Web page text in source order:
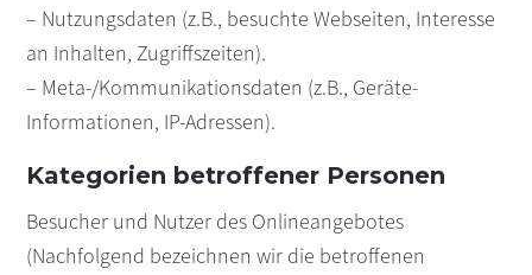
– Nutzungsdaten (z.B., besuchte Webseiten, Interesse
an Inhalten, Zugriffszeiten).
– Meta-/Kommunikationsdaten (z.B., Geräte-
Informationen, IP-Adressen).
Kategorien betroffener Personen
Besucher und Nutzer des Onlineangebotes
(Nachfolgend bezeichnen wir die betroffenen